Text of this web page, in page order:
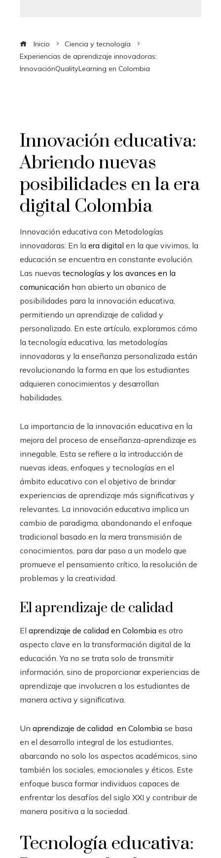
Inicio
Ciencia y tecnología
Experiencias de aprendizaje innovadoras:
InnovaciónQualityLearning en Colombia
Innovación educativa:
Abriendo nuevas
posibilidades en la era
digital Colombia
Innovación educativa con Metodologías
innovadoras: En la era digital en la que vivimos, la
educación se encuentra en constante evolución.
Las nuevas tecnologías y los avances en la
comunicación han abierto un abanico de
posibilidades para la innovación educativa,
permitiendo un aprendizaje de calidad y
personalizado. En este artículo, exploramos cómo
la tecnología educativa, las metodologías
innovadoras y la enseñanza personalizada están
revolucionando la forma en que los estudiantes
adquieren conocimientos y desarrollan
habilidades.
La importancia de la innovación educativa en la
mejora del proceso de enseñanza-aprendizaje es
innegable. Esta se refiere a la introducción de
nuevas ideas, enfoques y tecnologías en el
ámbito educativo con el objetivo de brindar
experiencias de aprendizaje más significativas y
relevantes. La innovación educativa implica un
cambio de paradigma, abandonando el enfoque
tradicional basado en la mera transmisión de
conocimientos, para dar paso a un modelo que
promueve el pensamiento crítico, la resolución de
problemas y la creatividad.
El aprendizaje de calidad
El aprendizaje de calidad en Colombia es otro
aspecto clave en la transformación digital de la
educación. Ya no se trata solo de transmitir
información, sino de proporcionar experiencias de
aprendizaje que involucren a los estudiantes de
manera activa y significativa.
Un aprendizaje de calidad en Colombia se basa
en el desarrollo integral de los estudiantes,
abarcando no solo los aspectos académicos, sino
también los sociales, emocionales y éticos. Este
enfoque busca formar individuos capaces de
enfrentar los desafíos del siglo XXI y contribuir de
manera positiva a la sociedad.
Tecnología educativa: